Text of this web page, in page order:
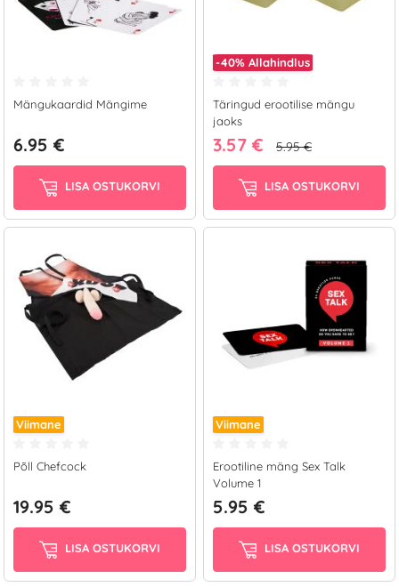
Mängukaardid Mängime
6.95 €
LISA OSTUKORVI
-40% Allahindlus
Täringud erootilise mängu
jaoks
3.57 € 5.95 €
LISA OSTUKORVI
Viimane
Põll Chefcock
19.95 €
LISA OSTUKORVI
Viimane
Erootiline mäng Sex Talk
Volume 1
5.95 €
LISA OSTUKORVI